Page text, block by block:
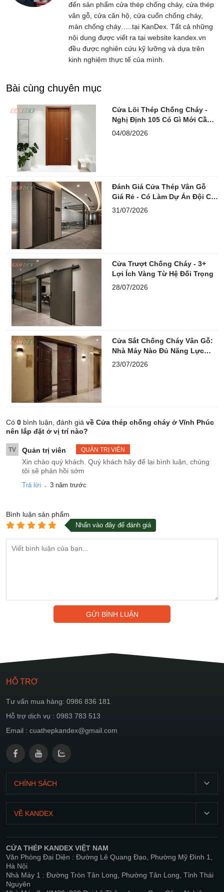
đến sản phẩm cửa thép chống cháy, cửa thép
vân gỗ, cửa căn hộ, cửa cuốn chống cháy,
màn chống cháy…..tại KanDex. Tất cả những
nội dung được viết ra tại website kandex.vn
đều được nghiên cứu kỹ lưỡng và dựa trên
kinh nghiệm thực tế của mình.
Bài cùng chuyên mục
Cửa Lõi Thép Chống Cháy -
Nghị Định 105 Có Gì Mới Cần
Lưu Ý?
04/08/2026
Đánh Giá Cửa Thép Vân Gỗ
Giá Rẻ - Có Làm Dự Án Đội Chi
Phí?
31/07/2026
Cửa Trượt Chống Cháy - 3+
Lợi Ích Vàng Từ Hệ Đối Trọng
28/07/2026
Cửa Sắt Chống Cháy Vân Gỗ:
Nhà Máy Nào Đủ Năng Lực
Thầu Lớn?
23/07/2026
Có 0 bình luận, đánh giá về Cửa thép chống cháy ở Vĩnh Phúc
nên lắp đặt ở vị trí nào?
TV Quản trị viên QUẢN TRỊ VIÊN
Xin chào quý khách. Quý khách hãy để lại bình luận, chúng
tôi sẽ phản hồi sớm
Trả lời . 3 năm trước
Bình luận sản phẩm
Nhấn vào đây để đánh giá
GỬI BÌNH LUẬN
HỖ TRỢ
Tư vấn mua hàng: 0986 836 181
Hỗ trợ dịch vụ : 0983 783 513
Email : cuathepkandex@gmail.com
CHÍNH SÁCH
CN:
07:00
Chính
sách
bảo
mật
VỀ KANDEX
Sản
phẩm
Dự
CỬA THÉP KANDEX VIỆT NAM
Văn Phòng Đại Diện : Đường Lê Quang Đạo, Phường Mỹ Đình 1,
Hà Nội
Nhà Máy 1 : Đường Tròn Tân Long, Phường Tân Long, Tỉnh Thái
Nguyên